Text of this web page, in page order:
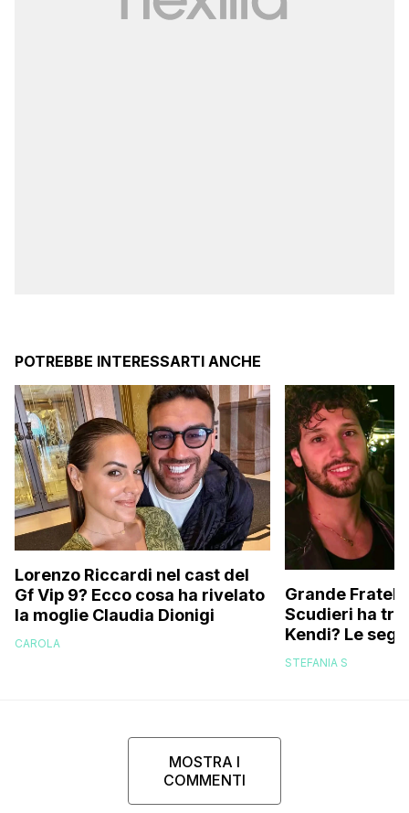
POTREBBE INTERESSARTI ANCHE
Lorenzo Riccardi nel cast del
Gf Vip 9? Ecco cosa ha rivelato
la moglie Claudia Dionigi
CAROLA
Grande
Scudieri ha
Kendi? Le
replica dell’ex
STEFANIA S
MOSTRA I
COMMENTI